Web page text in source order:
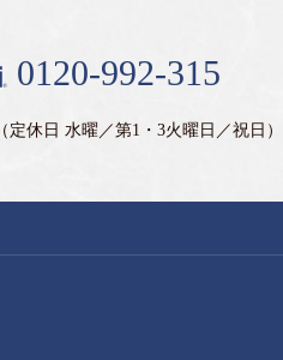
0120-992-315
（定休日 水曜／第1・3火曜日／祝日）